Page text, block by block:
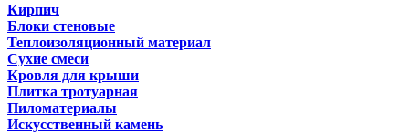
Кирпич
Блоки стеновые
Теплоизоляционный материал
Сухие смеси
Кровля для крыши
Плитка тротуарная
Пиломатериалы
Искусственный камень